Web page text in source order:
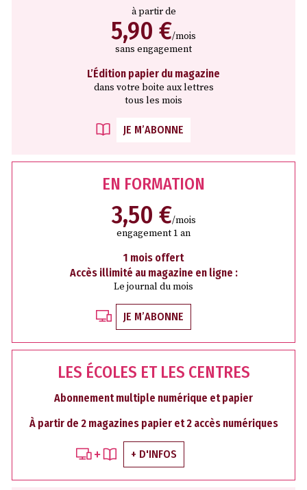
à partir de
5,90 €/mois
sans engagement
L’Édition papier du magazine
dans votre boite aux lettres
tous les mois
JE M’ABONNE
EN FORMATION
3,50 €/mois
engagement 1 an
1 mois offert
Accès illimité au magazine en ligne :
Le journal du mois
JE M’ABONNE
LES ÉCOLES ET LES CENTRES
Abonnement multiple numérique et papier
À partir de 2 magazines papier et 2 accès numériques
+ D'INFOS